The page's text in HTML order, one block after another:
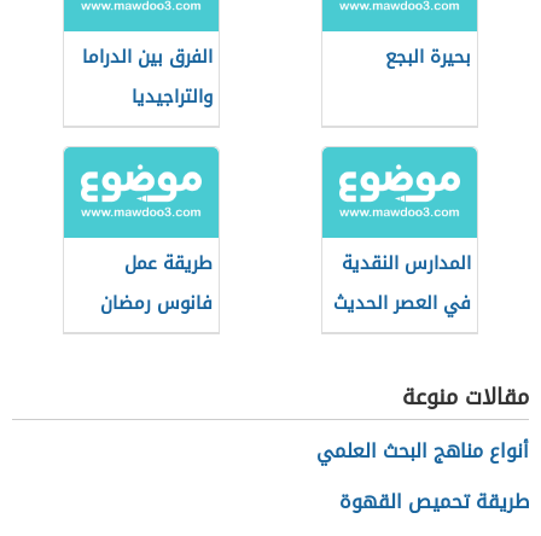
بحيرة البجع
الفرق بين الدراما
والتراجيديا
المدارس النقدية
في العصر الحديث
طريقة عمل
فانوس رمضان
بالزجاج البلاستيك
مقالات منوعة
أنواع مناهج البحث العلمي
طريقة تحميص القهوة